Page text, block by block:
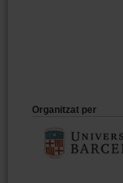
Organitzat per